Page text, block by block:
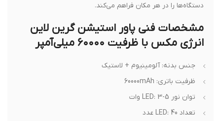
دستگاه‌ها را در هر مکان فراهم می‌کند.
مشخصات فنی پاور استیشن گرین لاین
انرژی مکس با ظرفیت ۶۰۰۰۰ میلی‌آمپر
جنس بدنه: آلومینیوم + لاستیک
ظرفیت باتری: 60000mAh
توان نور LED: 3-5 وات
تعداد LED: 40 عدد